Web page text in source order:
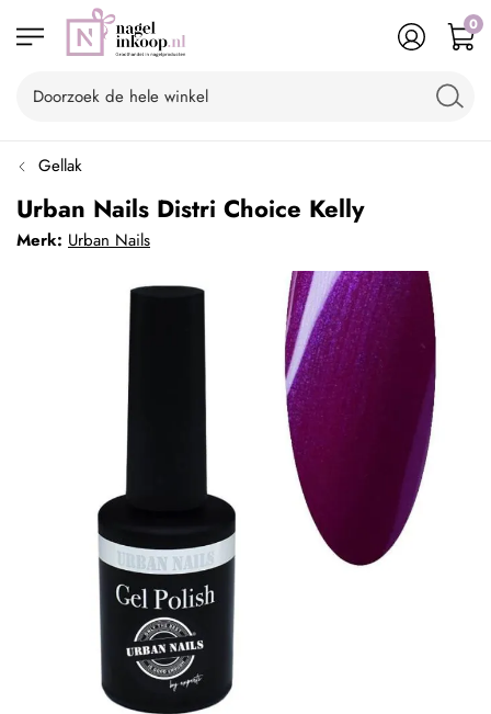
0
Gellak
Urban Nails Distri Choice Kelly
Merk: Urban Nails